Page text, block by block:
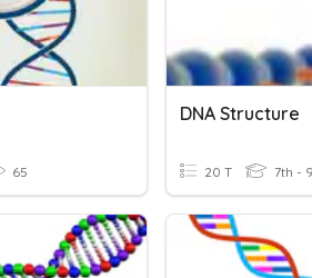
65
DNA Structure
20 T 7th -